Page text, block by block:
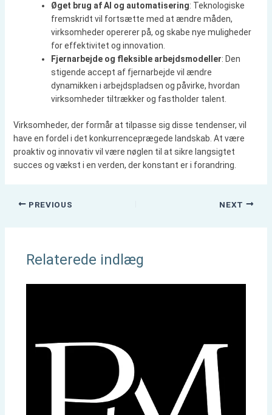
Øget brug af AI og automatisering: Teknologiske
fremskridt vil fortsætte med at ændre måden,
virksomheder opererer på, og skabe nye muligheder
for effektivitet og innovation.
Fjernarbejde og fleksible arbejdsmodeller: Den
stigende accept af fjernarbejde vil ændre
dynamikken i arbejdspladsen og påvirke, hvordan
virksomheder tiltrækker og fastholder talent.
Virksomheder, der formår at tilpasse sig disse tendenser, vil
have en fordel i det konkurrenceprægede landskab. At være
proaktiv og innovativ vil være nøglen til at sikre langsigtet
succes og vækst i en verden, der konstant er i forandring.
PREVIOUS NEXT
Relaterede indlæg